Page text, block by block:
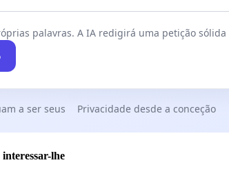
palavras. A IA redigirá uma petição sólida
a ser seus Privacidade desde a conceção
lhe